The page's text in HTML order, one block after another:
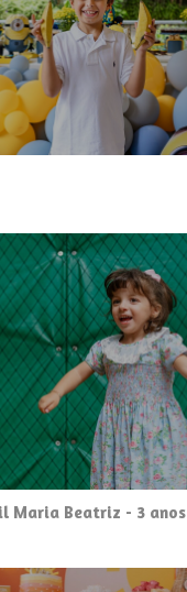
Maria Beatriz - 3 anos